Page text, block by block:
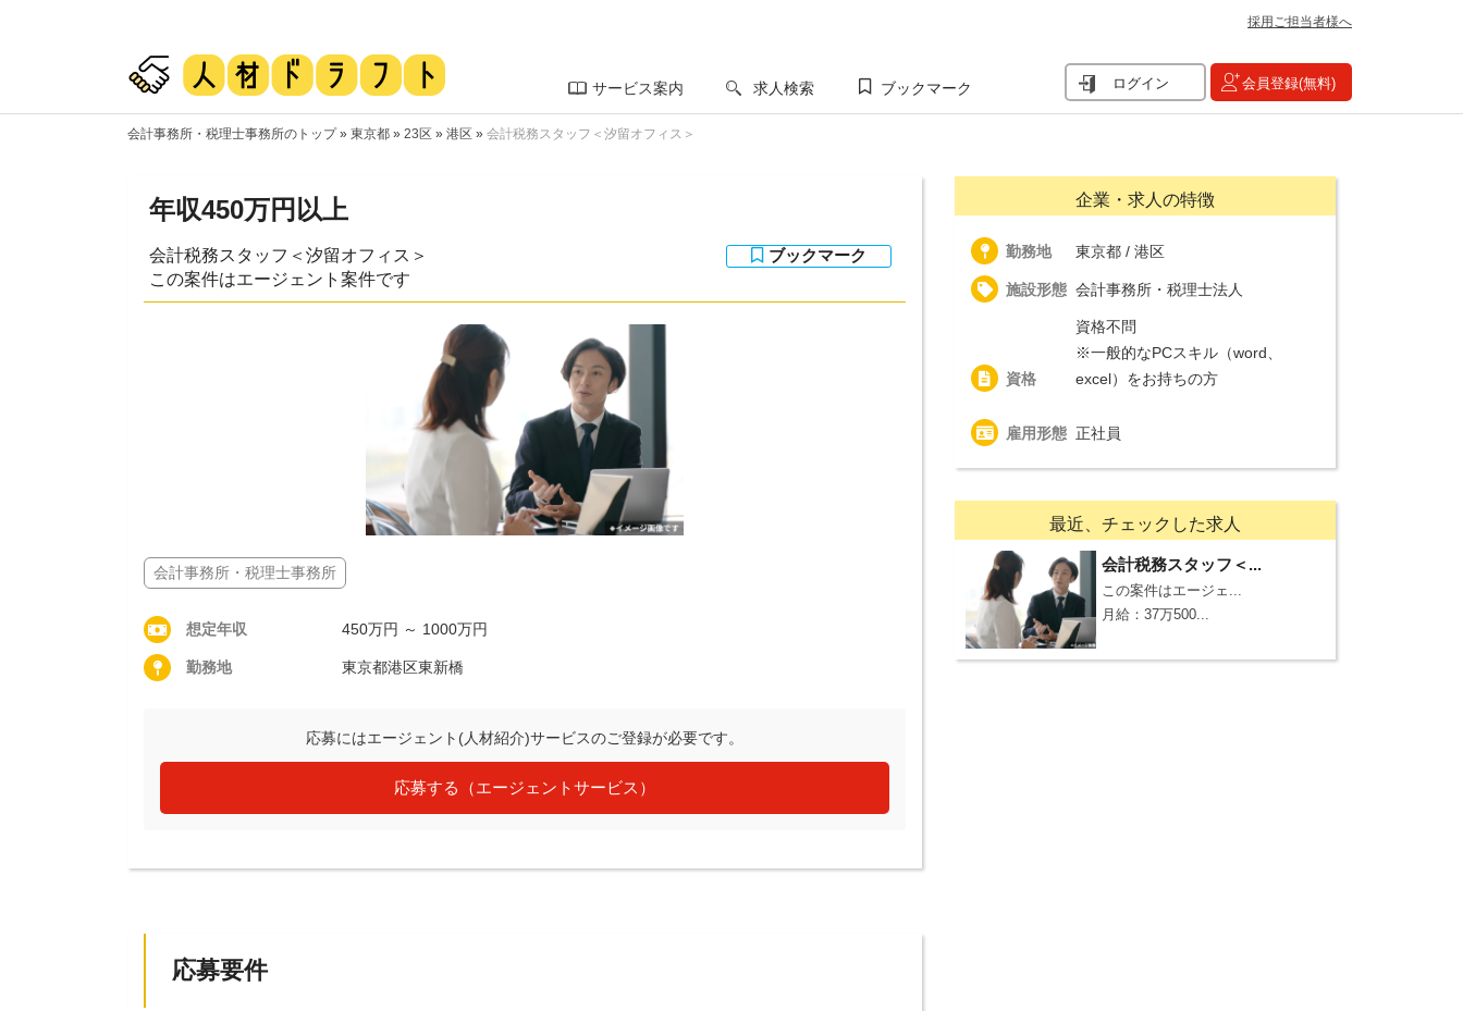
採用ご担当者様へ
サービス案内 求人検索 ブックマーク ログイン 会員登録(無料)
会計事務所・税理士事務所のトップ» 東京都 » 23区 » 港区 » 会計税務スタッフ＜汐留オフィス＞
年収450万円以上
会計税務スタッフ＜汐留オフィス＞
この案件はエージェント案件です
会計事務所・税理士事務所
想定年収 450万円 ～ 1000万円
勤務地 東京都港区東新橋
応募にはエージェント(人材紹介)サービスのご登録が必要です。
応募する（エージェントサービス）
応募要件
企業・求人の特徴
勤務地 東京都 / 港区
施設形態 会計事務所・税理士法人
資格
資格不問
※一般的なPCスキル（word、
excel）をお持ちの方
雇用形態 正社員
最近、チェックした求人
会計税務スタッフ＜...
この案件はエージェ...
月給：37万500...